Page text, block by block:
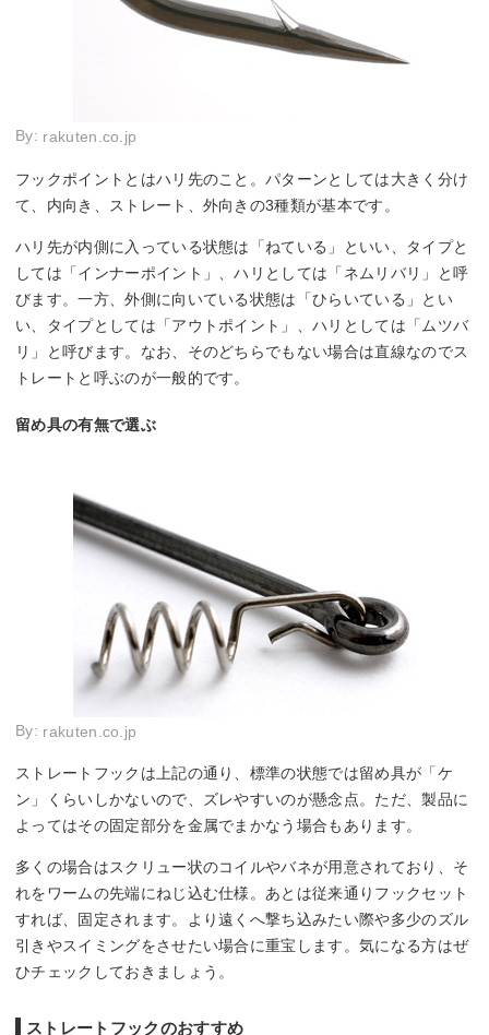
By: rakuten.co.jp
フックポイントとはハリ先のこと。パターンとしては大きく分け
て、内向き、ストレート、外向きの3種類が基本です。
ハリ先が内側に入っている状態は「ねている」といい、タイプと
しては「インナーポイント」、ハリとしては「ネムリバリ」と呼
びます。一方、外側に向いている状態は「ひらいている」とい
い、タイプとしては「アウトポイント」、ハリとしては「ムツバ
リ」と呼びます。なお、そのどちらでもない場合は直線なのでス
トレートと呼ぶのが一般的です。
留め具の有無で選ぶ
By: rakuten.co.jp
ストレートフックは上記の通り、標準の状態では留め具が「ケ
ン」くらいしかないので、ズレやすいのが懸念点。ただ、製品に
よってはその固定部分を金属でまかなう場合もあります。
多くの場合はスクリュー状のコイルやバネが用意されており、そ
れをワームの先端にねじ込む仕様。あとは従来通りフックセット
すれば、固定されます。より遠くへ撃ち込みたい際や多少のズル
引きやスイミングをさせたい場合に重宝します。気になる方はぜ
ひチェックしておきましょう。
ストレートフックのおすすめ